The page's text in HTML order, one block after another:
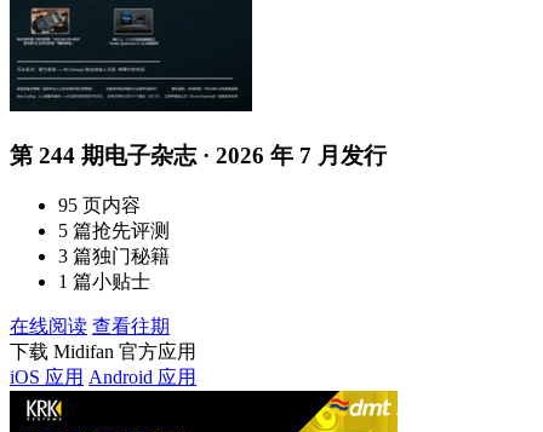
第 244 期电子杂志 · 2026 年 7 月发行
95 页内容
5 篇抢先评测
3 篇独门秘籍
1 篇小贴士
在线阅读 查看往期
下载 Midifan 官方应用
iOS 应用 Android 应用